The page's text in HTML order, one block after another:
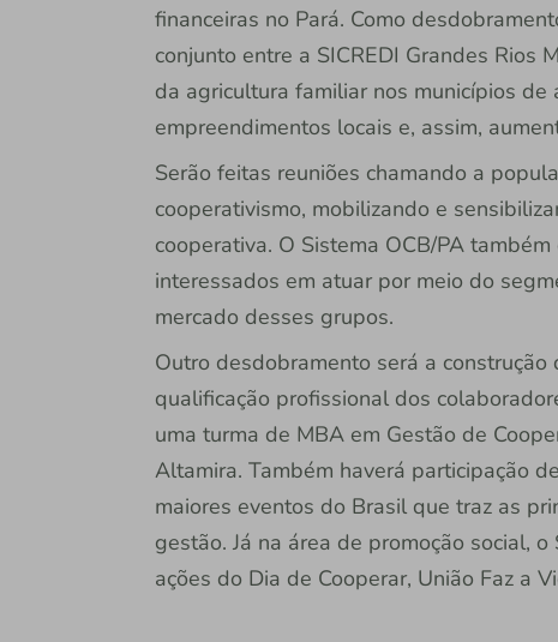
financeiras no Pará. Como
conjunto entre a SICREDI Grandes Rios
da agricultura familiar nos municípios
empreendimentos locais e, assim,
Serão feitas reuniões chamando a
cooperativismo, mobilizando e
cooperativa. O Sistema OCB/PA
interessados em atuar por meio do
mercado desses grupos.
Outro desdobramento será a
qualificação profissional dos
uma turma de MBA em Gestão de
Altamira. Também haverá participação
maiores eventos do Brasil que traz as
gestão. Já na área de promoção social,
ações do Dia de Cooperar, União Faz a